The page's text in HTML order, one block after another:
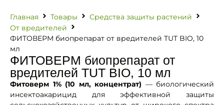
Главная Товары
Средства защиты растений
От вредителей
ФИТОВЕРМ биопрепарат от вредителей TUT BIO, 10
мл
ФИТОВЕРМ биопрепарат от
вредителей TUT BIO, 10 мл
Фитоверм 1% (10 мл, концентрат) — биологический
инсектоакарицид для эффективной защиты